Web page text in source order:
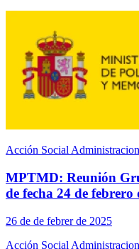
Acción Social
MPTMD: Reunión
de fecha 24 de febrero
26 de de febrer de 2025
Acción Social